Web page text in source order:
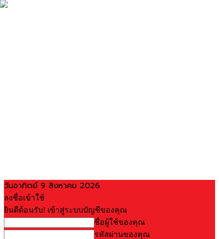
วันอาทิตย์ 9 สิงหาคม 2026
ลงชื่อเข้าใช้
ยินดีต้อนรับ! เข้าสู่ระบบบัญชีของคุณ
ชื่อผู้ใช้ของคุณ
รหัสผ่านของคุณ